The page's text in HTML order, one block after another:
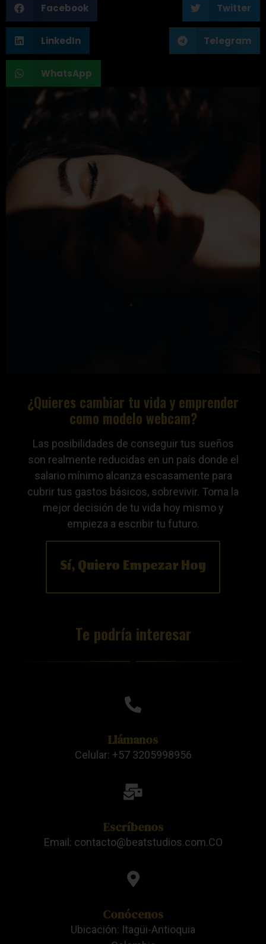
Te podría interesar
Facebook Twitter
LinkedIn Telegram
WhatsApp
¿Quieres cambiar tu vida y emprender
como modelo webcam?
Las posibilidades de conseguir tus sueños
son realmente reducidas en un país donde el
salario mínimo alcanza escasamente para
cubrir tus gastos básicos, sobrevivir. Toma la
mejor decisión de tu vida hoy mismo y
empieza a escribir tu futuro.
Sí, Quiero Empezar Hoy
Llámanos
Celular: +57 3205998956
Escríbenos
Email: contacto@beatstudios.com.CO
Conócenos
Ubicación: Itagüi-Antioquia